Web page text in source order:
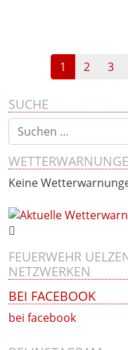
1 2 3
SUCHE
Suchen nach:
Keine
FEUERWEHR
NETZWERKEN
BEI FACEBOOK
bei facebook